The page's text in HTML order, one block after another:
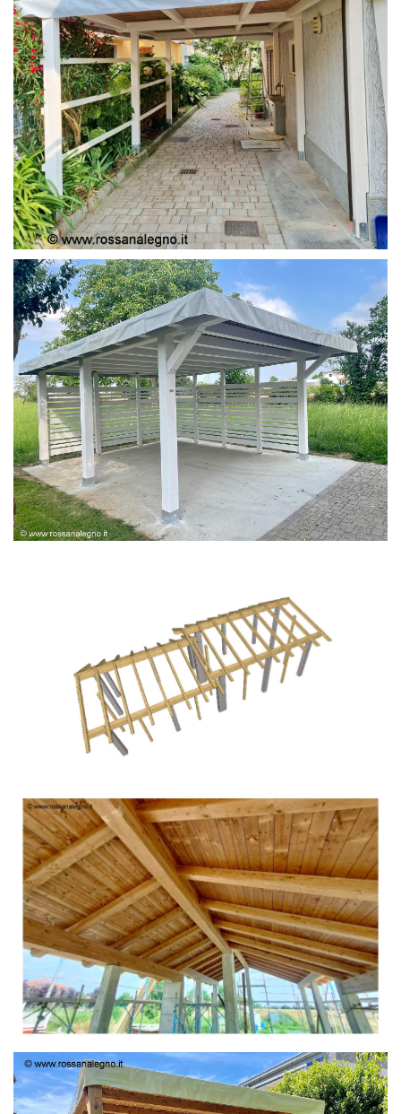
PERGOLA COPERTURA MOBILE
PERGOLA BIANCA SPAZZOLATA
TETTO IN ABETE LAMELLARE PRETAGLIATO